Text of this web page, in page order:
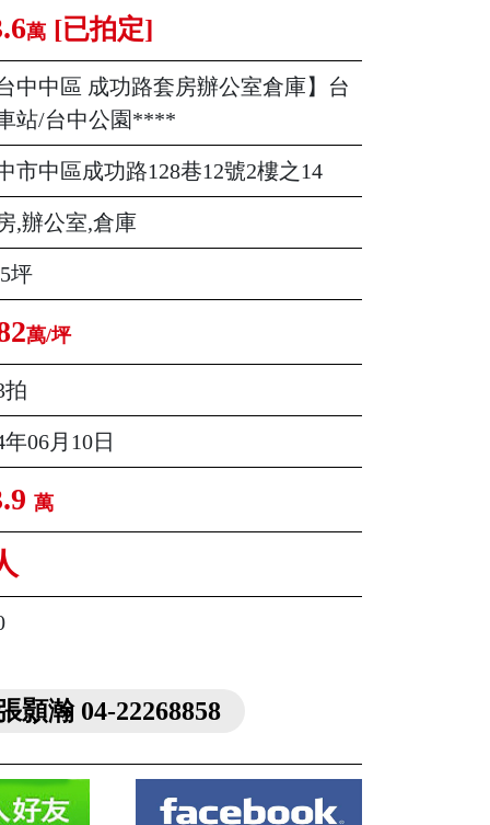
萬 [已拍定]
中中區 成功路套房辦公室倉庫】台
站/台中公園****
市中區成功路128巷12號2樓之14
,辦公室,倉庫
坪
萬/坪
拍
年06月10日
萬
顥瀚 04-22268858